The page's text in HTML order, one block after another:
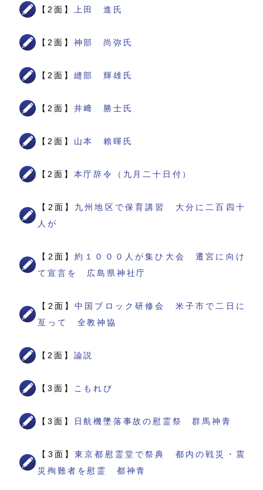
【2面】 上田 進氏
【2面】 神部 尚弥氏
【2面】 縫部 輝雄氏
【2面】 井﨑 勝士氏
【2面】 山本 賴暉氏
【2面】 本庁辞令（九月二十日付）
【2面】 九州地区で保育講習 大分に二百四十
人が
【2面】約１０００人が集ひ大会 遷宮に向け
て宣言を 広島県神社庁
【2面】中国ブロック研修会 米子市で二日に
亙って 全教神協
【2面】 論説
【3面】 こもれび
【3面】 日航機墜落事故の慰霊祭 群馬神青
【3面】東京都慰霊堂で祭典 都内の戦災・震
災殉難者を慰霊 都神青